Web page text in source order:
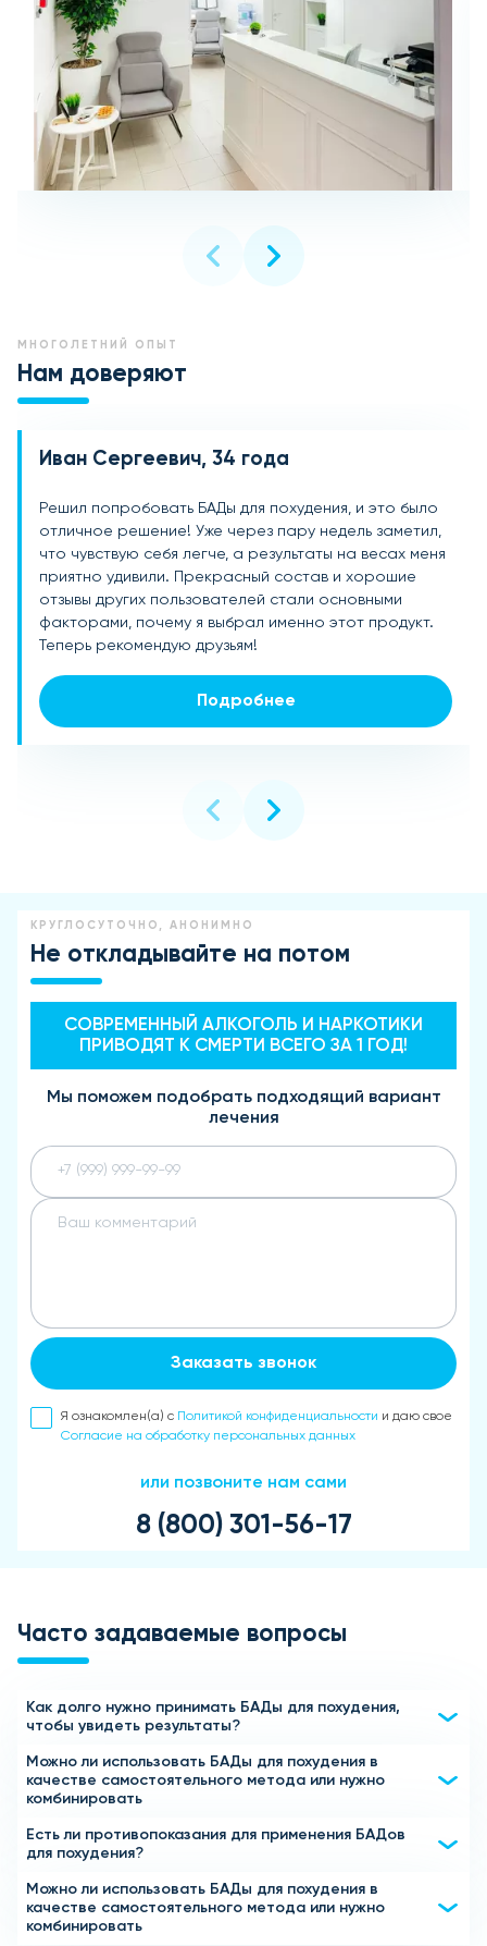
МНОГОЛЕТНИЙ ОПЫТ
Нам доверяют
Иван Сергеевич, 34 года
Решил попробовать БАДы для похудения, и это было
отличное решение! Уже через пару недель заметил,
что чувствую себя легче, а результаты на весах меня
приятно удивили. Прекрасный состав и хорошие
отзывы других пользователей стали основными
факторами, почему я выбрал именно этот продукт.
Теперь рекомендую друзьям!
Подробнее
Марина Викторовна, 42 года
Долго искала что-то эффективное для поддержания
веса после 40 лет. БАДы для похудения
действительно работают! За месяц ушло несколько
килограммов без особых усилий. У меня больше
энергии, и фигура стала подтянутой. Очень
довольна результатом!
Подробнее
Ольга Александровна, 28 лет
Эти БАДы — настоящая находка для тех, кто хочет
поддерживать свой вес в норме. Я заметила, что
даже после тяжелых дней и сдержанных тренировок,
они помогают ускорить обмен веществ. Уходит не
только вес, но и появляется легкость в теле.
Рекомендую всем
Подробнее
КРУГЛОСУТОЧНО, АНОНИМНО
Не откладывайте на потом
СОВРЕМЕННЫЙ АЛКОГОЛЬ И НАРКОТИКИ
ПРИВОДЯТ К СМЕРТИ ВСЕГО ЗА 1 ГОД!
Мы поможем подобрать подходящий вариант
лечения
Заказать звонок
Я ознакомлен(а) с Политикой конфиденциальности и даю свое
Согласие на обработку персональных данных
или позвоните нам сами
8 (800) 301-56-17
Часто задаваемые вопросы
Как долго нужно принимать БАДы для похудения,
чтобы увидеть результаты?
Первые результаты могут быть заметны уже через 1-2
недели регулярного приема. Однако для устойчивого
эффекта рекомендуется курс от 1 до 3 месяцев, в
зависимости от целей и особенностей организма. Для
максимального эффекта стоит сочетать прием с
Можно ли использовать БАДы для похудения в
качестве самостоятельного метода или нужно
комбинировать
БАДы для похудения являются отличным дополнением к
правильному питанию и физической активности, но для
достижения оптимальных результатов их рекомендуется
использовать в комплексе с диетой и тренировками.
Такой подход ускорит процесс снижения веса и
Есть ли противопоказания для применения БАДов
для похудения?
БАДы для похудения обычно безопасны для большинства
людей, однако перед началом курса рекомендуется
проконсультироваться с врачом, особенно если у вас
Можно ли использовать БАДы для похудения в
качестве самостоятельного метода или нужно
комбинировать